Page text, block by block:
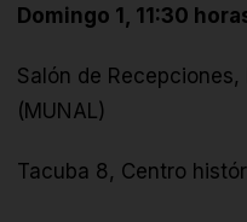
Domingo 1, 11:30
Salón de
(MUNAL)
Tacuba 8, Centro